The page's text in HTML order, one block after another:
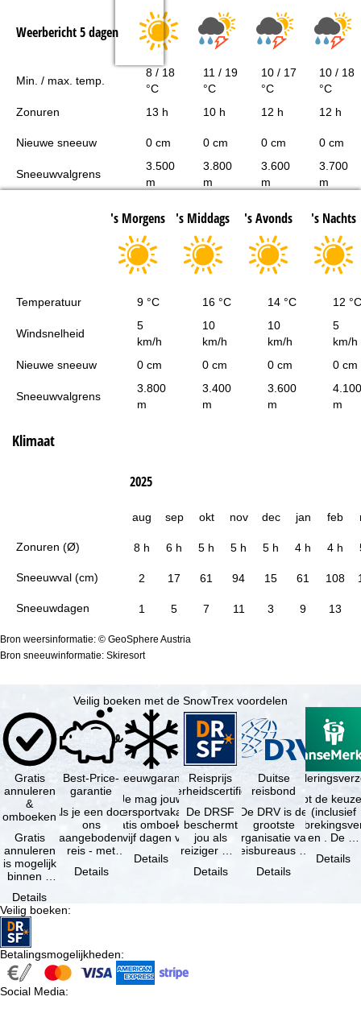
Weerbericht 5 dagen
Min. / max. temp.
8 / 18
°C
11 / 19
°C
10 / 17
°C
10 / 18
°C
Zonuren
13 h 10 h 12 h 12 h
Nieuwe sneeuw 0 cm 0 cm 0 cm 0 cm
Sneeuwvalgrens
3.500
m
3.800
m
3.600
m
3.700
m
's Morgens 's Middags 's Avonds 's Nachts
Temperatuur 9 °C 16 °C 14 °C 12 °C
Windsnelheid
5
km/h
10
km/h
10
km/h
5
km/h
Nieuwe sneeuw
0 cm 0 cm 0 cm 0 cm
Sneeuwvalgrens
3.800
m
3.400
m
3.600
m
4.100
m
Klimaat
Zonuren (Ø)
Sneeuwval (cm)
Sneeuwdagen
2025
aug sep okt nov dec jan feb
8 h 6 h 5 h 5 h 5 h 4 h 4 h
2 17 61 94 15 61 108
1 5 7 11 3 9 13
Bron weersinformatie: © GeoSphere Austria
Bron sneeuwinformatie: Skiresort
Veilig boeken met de SnowTrex voordelen
Gratis
annuleren
&
omboeken
Gratis
annuleren
is mogelijk
binnen 5
de
boeking,
als jouw
vakantie …
Details
Best-Price-
garantie
Als je een door
ons
aangeboden
reis - met
dezelfde inhoud
en
Details
Sneeuwgarantie
Je mag jouw
wintersportvakantie
gratis omboeken
als vijf dagen voor
Details
Reisprijs
zekerheidscertificaat
De DRSF
beschermt
jou als
reiziger met
pakketreis
Details
Duitse
reisbond
De DRV is de
grootste
organisatie van
reisbureaus en
in Duitsland. …
Details
Je hebt de
(inclusief
en . De …
Details
Veilig boeken:
Betalingsmogelijkheden:
Social Media: